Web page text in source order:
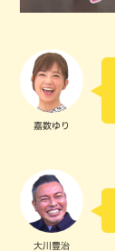
嘉数ゆり
大川豊治